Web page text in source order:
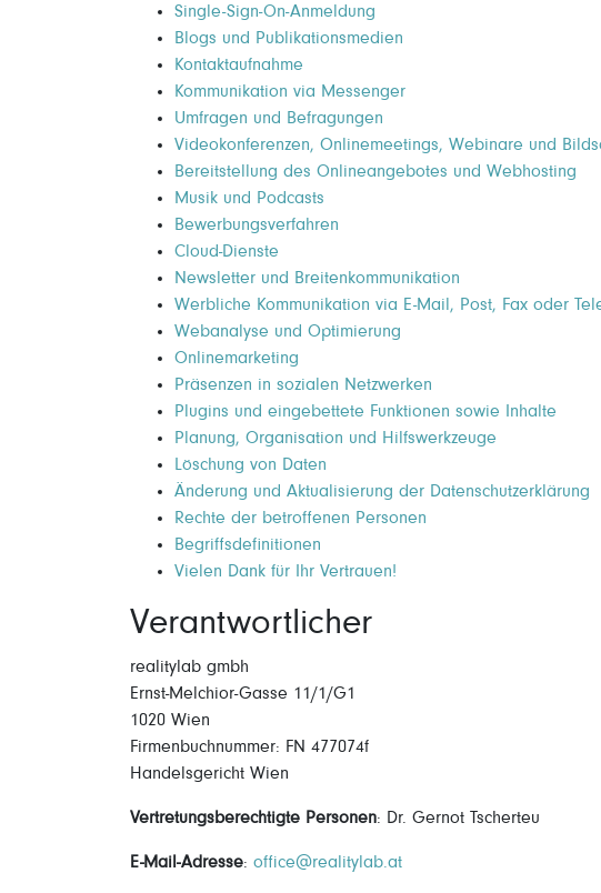
Single-Sign-On-Anmeldung
Blogs und Publikationsmedien
Kontaktaufnahme
Kommunikation via Messenger
Umfragen und Befragungen
Videokonferenzen, Onlinemeetings, Webinare und
Bereitstellung des Onlineangebotes und Webhosting
Musik und Podcasts
Bewerbungsverfahren
Cloud-Dienste
Newsletter und Breitenkommunikation
Werbliche Kommunikation via E-Mail, Post, Fax oder
Webanalyse und Optimierung
Onlinemarketing
Präsenzen in sozialen Netzwerken
Plugins und eingebettete Funktionen sowie Inhalte
Planung, Organisation und Hilfswerkzeuge
Löschung von Daten
Änderung und Aktualisierung der Datenschutzerklärung
Rechte der betroffenen Personen
Begriffsdefinitionen
Vielen Dank für Ihr Vertrauen!
Verantwortlicher
realitylab gmbh
Ernst-Melchior-Gasse 11/1/G1
1020 Wien
Firmenbuchnummer: FN 477074f
Handelsgericht Wien
Vertretungsberechtigte Personen: Dr. Gernot Tscherteu
E-Mail-Adresse: office@realitylab.at